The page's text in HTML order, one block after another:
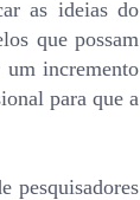
as ideias do
que possam
um incremento
para que a
pesquisadores